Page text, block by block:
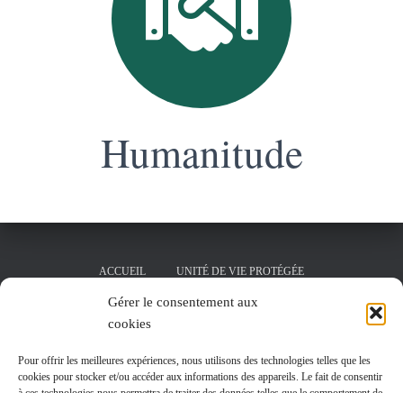
Gérer le consentement aux
cookies
Pour offrir les meilleures expériences, nous utilisons des technologies telles que les
cookies pour stocker et/ou accéder aux informations des appareils. Le fait de consentir
Humanitude
ACCUEIL UNITÉ DE VIE PROTÉGÉE
PÔLE D’ACTIVITÉS ET DE SOINS ADAPTÉS LA RÉSIDENCE